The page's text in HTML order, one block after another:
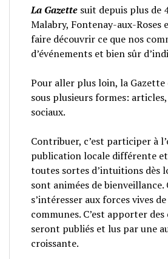
La Gazette suit depuis plus de
Malabry, Fontenay-aux-Roses
faire découvrir ce que nos
d’événements et bien sûr
Pour aller plus loin, la
sous plusieurs formes:
sociaux.
Contribuer, c’est participer à
publication locale différente
toutes sortes d’intuitions dès
sont animées de bienveillance.
s’intéresser aux forces vives
communes. C’est apporter
seront publiés et lus par une
croissante.